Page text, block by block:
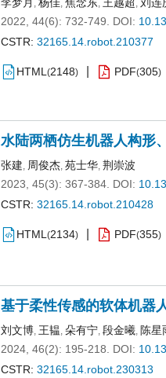
, , , ,
2022, 44(6): 732-749.
DOI:
CSTR: 32165.14.robot.210377
HTML (2148) PDF(305)
水陆两栖仿生机器人构形
张建, 周俊杰, 苑士华, 荆崇波
2023, 45(3): 367-384. DOI:
CSTR: 32165.14.robot.210428
HTML (2134) PDF(355)
基于柔性传感的软体机器
刘文博, 王韫, 朵有宁, 段金曦, 陈星
2024, 46(2): 195-218.
DOI:
CSTR: 32165.14.robot.230313